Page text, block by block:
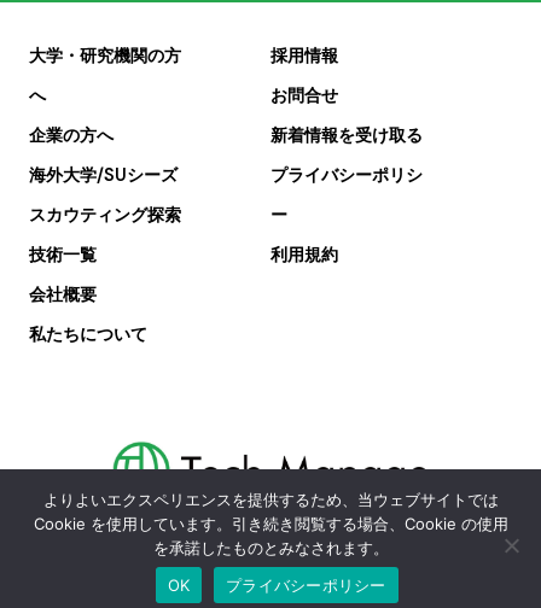
新着情報 お問合せ
大学・研究機関の方
へ
企業の方へ
海外大学/SUシーズ
スカウティング探索
技術一覧
会社概要
私たちについて
採用情報
お問合せ
新着情報を受け取る
プライバシーポリシ
ー
利用規約
よりよいエクスペリエンスを提供するため、当ウェブサイトでは
Cookie を使用しています。引き続き閲覧する場合、Cookie の使用
を承諾したものとみなされます。
OK
プライバシーポリシー